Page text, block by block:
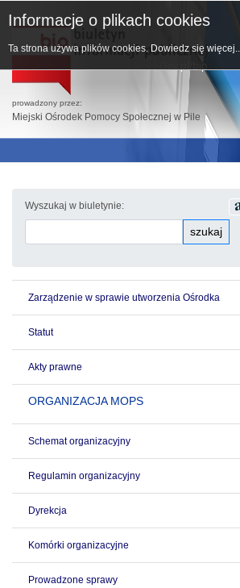
prowadzony przez:
Miejski Ośrodek Pomocy Społecznej w Pile
Wyszukaj w biuletynie:
szukaj
Zarządzenie w sprawie utworzenia Ośrodka
Statut
Akty prawne
ORGANIZACJA MOPS
Schemat organizacyjny
Regulamin organizacyjny
Dyrekcja
Komórki organizacyjne
Prowadzone sprawy
Informacje o plikach cookies
Ta strona używa plików cookies. Dowiedz się więcej...